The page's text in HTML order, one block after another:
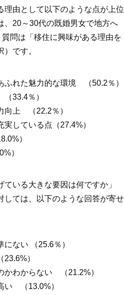
理由として以下のような点が上位
、20～30代の既婚男女で地方へ
問は「移住に興味がある理由を
です。
ふれた魅力的な環境 （50.2％）
33.4％）
向上 （22.2％）
実している点（27.4%）
）
）
いる大きな要因は何ですか」
しては、以下のような回答が寄せ
にない （25.6％）
）
かわからない （21.2%）
い （13.0%）